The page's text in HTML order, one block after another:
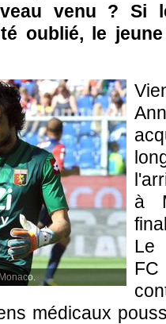
venu ? Si
oublié, le
à
Le
FC
médicaux